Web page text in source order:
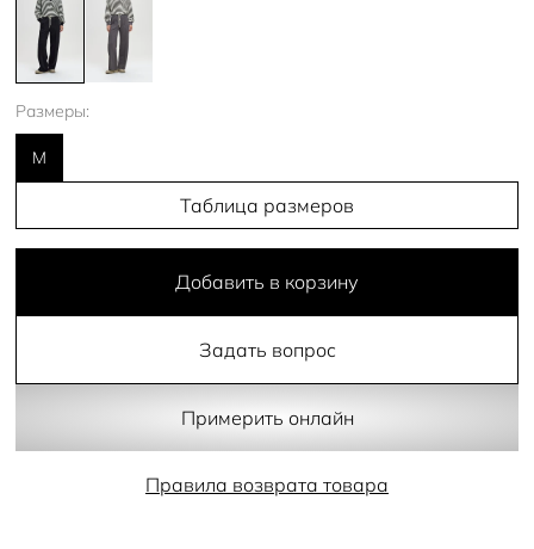
Размеры:
M
Таблица размеров
Добавить в корзину
Задать вопрос
Примерить онлайн
Правила возврата товара